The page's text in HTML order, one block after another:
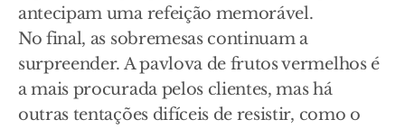
antecipam uma refeição memorável.
No final, as sobremesas continuam a
surpreender. A pavlova de frutos vermelhos é
a mais procurada pelos clientes, mas há
outras tentações difíceis de resistir, como o